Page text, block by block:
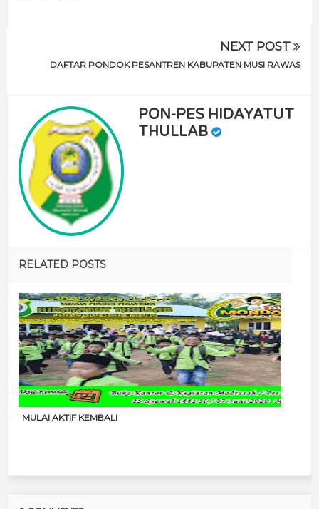
NEXT POST
DAFTAR PONDOK PESANTREN KABUPATEN MUSI RAWAS
PON-PES HIDAYATUT
THULLAB
RELATED POSTS
MULAI AKTIF KEMBALI